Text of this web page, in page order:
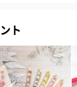
ト